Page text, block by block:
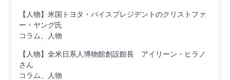
【人物】米国トヨタ・バイスプレジデントのクリストファ
ー・ヤング氏
コラム、人物
【人物】全米日系人博物館創設館長 アイリーン・ヒラノ
さん
コラム、人物